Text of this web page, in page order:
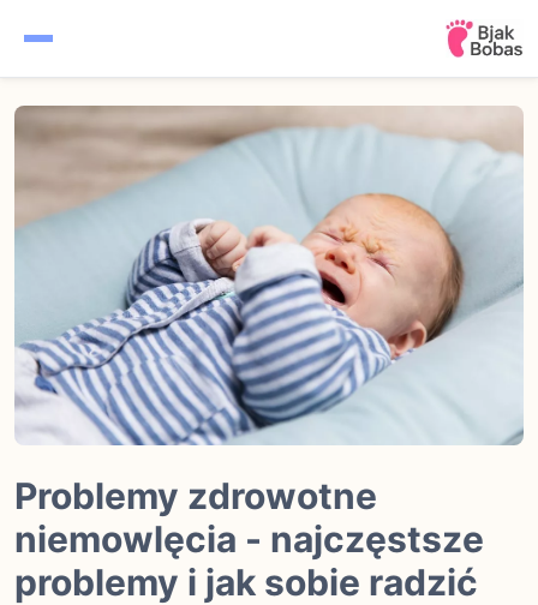
Ciąża
Kalendarz ciąży
Noworodek
Rozwój dziecka
Problemy zdrowotne
niemowlęcia - najczęstsze
problemy i jak sobie radzić